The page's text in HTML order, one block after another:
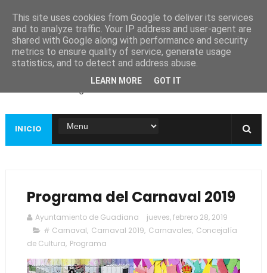
Ayuntamiento de
Guadiana
INICIO
Programa del Carnaval 2019
Ayuntamiento de Guadiana
jueves, febrero 28, 2019
# Carnaval, Carnaval 2019, Carnavales, Concejalía
de Cultura, Programa
This site uses cookies from Google to deliver its services
and to analyze traffic. Your IP address and user-agent are
shared with Google along with performance and security
metrics to ensure quality of service, generate usage
statistics, and to detect and address abuse.
LEARN MORE GOT IT